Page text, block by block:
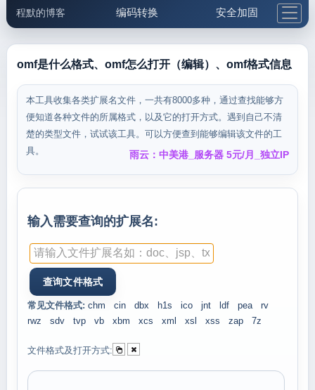
程默的博客 编码转换 安全加固
邮件工具 生活便民 更多工具
5.1支付宝大红包
omf是什么格式、omf怎么打开（编辑）、omf格式信息
本工具收集各类扩展名文件，一共有8000多种，通过查找能够方
便知道各种文件的所属格式，以及它的打开方式。遇到自己不清
楚的类型文件，试试该工具。可以方便查到能够编辑该文件的工
具。
雨云：中美港_服务器 5元/月_独立IP
输入需要查询的扩展名:
常见文件格式: chm cin dbx h1s ico jnt ldf pea
rv
rwz
sdv tvp vb xbm xcs xml xsl xss zap 7z
文件格式及打开方式: